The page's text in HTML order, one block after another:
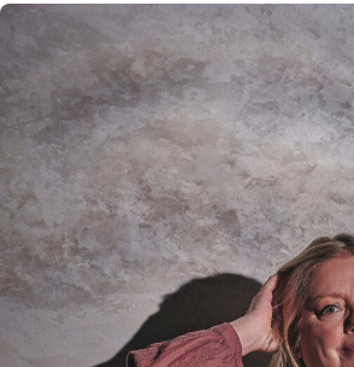
わせください。
Let's Connect !
ADDRESS
東京支社
〒154-0014
東京都世田谷区新町3-23-2
TEL：03-3420-8484
関西営業所
〒661-0021
兵庫県尼崎市名
アハトハイク名神
TEL : 06-6480-